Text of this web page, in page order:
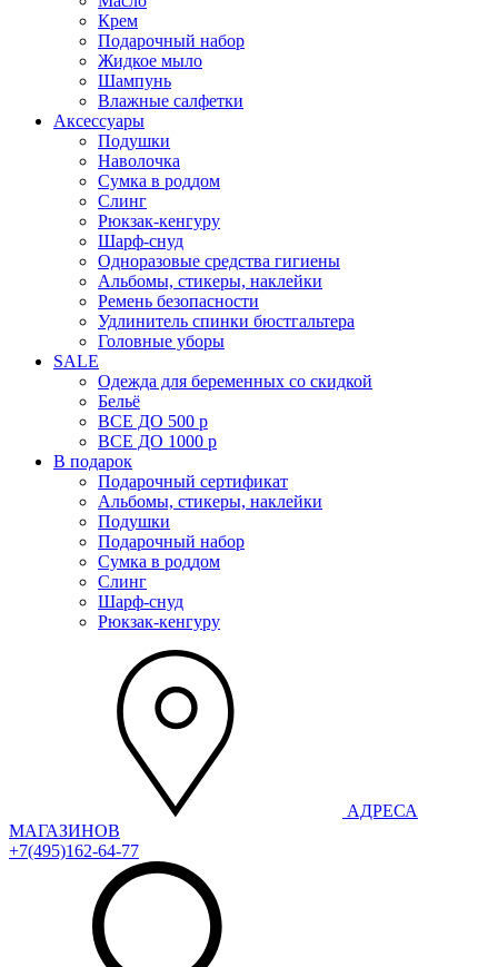
Крем
Подарочный набор
Жидкое мыло
Шампунь
Влажные салфетки
Аксессуары
Подушки
Наволочка
Сумка в роддом
Cлинг
Рюкзак-кенгуру
Шарф-снуд
Одноразовые средства гигиены
Альбомы, стикеры, наклейки
Ремень безопасности
Удлинитель спинки бюстгальтера
Головные уборы
SALE
Одежда для беременных со скидкой
Бельё
ВСЕ ДО 500 р
ВСЕ ДО 1000 р
В подарок
Подарочный сертификат
Альбомы, стикеры, наклейки
Подушки
Подарочный набор
Сумка в роддом
Слинг
Шарф-снуд
Рюкзак-кенгуру
АДРЕСА
МАГАЗИНОВ
+7(495)162-64-77